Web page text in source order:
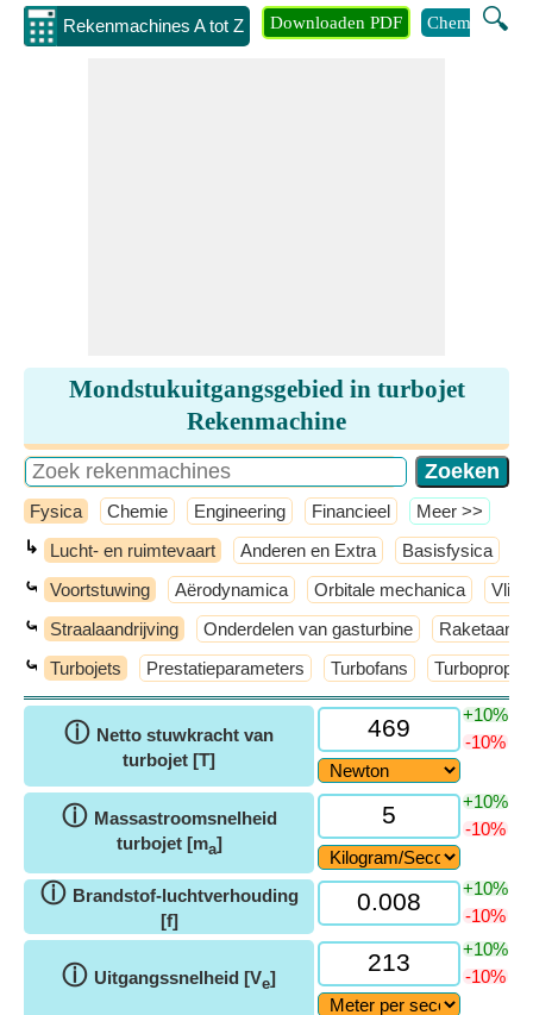
Rekenmachines A tot Z 🔍
Downloaden PDF Chemie
Mondstukuitgangsgebied in turbojet
Rekenmachine
Fysica Chemie Engineering Financieel ​Meer >>
↳ Lucht- en ruimtevaart Anderen en Extra Basisfysica
⤿ Voortstuwing Aërodynamica Orbitale mechanica
⤿ Straalaandrijving Onderdelen van gasturbine
⤿ Turbojets Prestatieparameters Turbofans Turboprops
ⓘ Netto stuwkracht van
turbojet [T]
+10%
-10%
ⓘ Massastroomsnelheid
turbojet [ma]
+10%
-10%
ⓘ Brandstof-luchtverhouding
[f]
+10%
-10%
ⓘ Uitgangssnelheid [Ve]
+10%
-10%